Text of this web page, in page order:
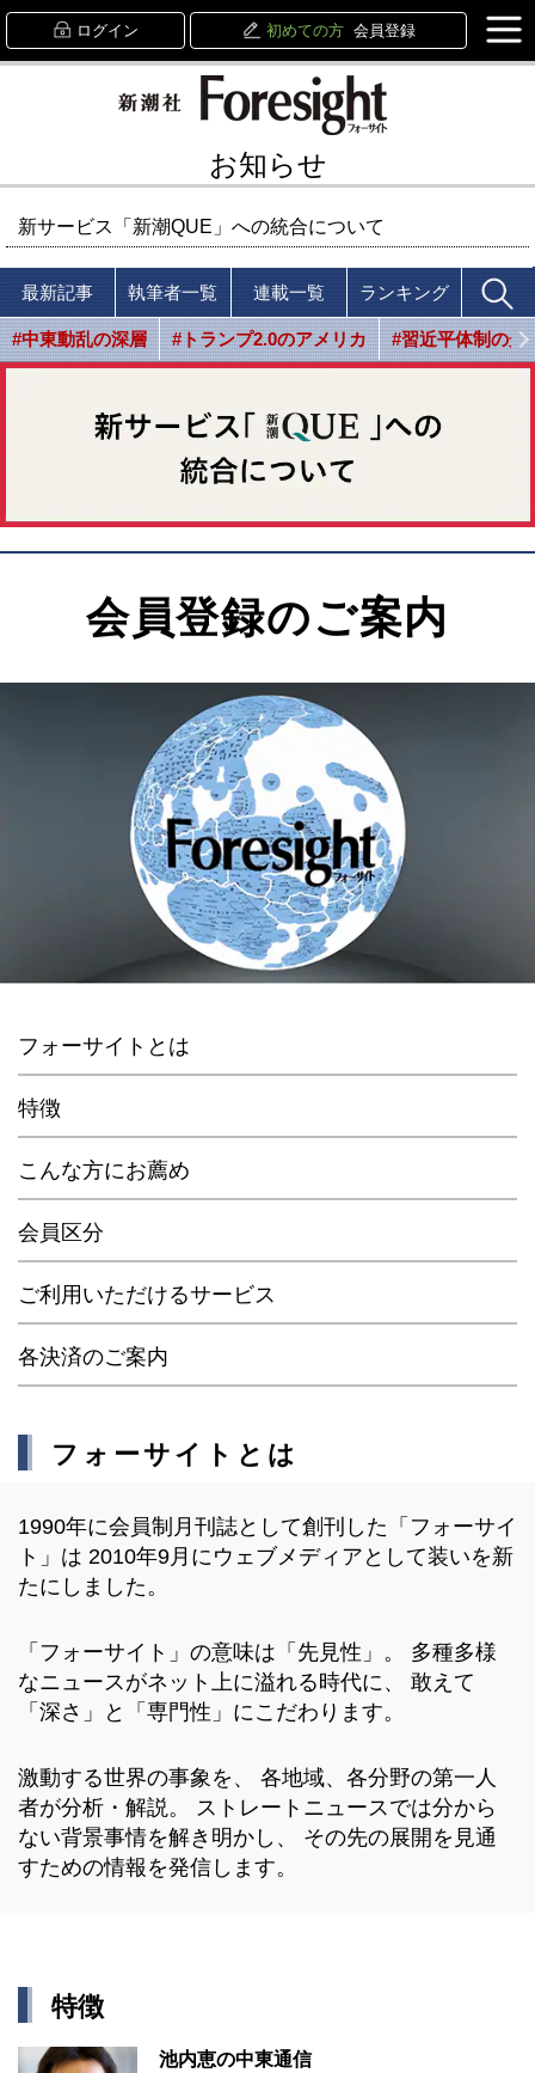
ログイン 初めての方 会員登録
お知らせ
新サービス「新潮QUE」への統合について
最新記事 執筆者一覧 連載一覧 ランキング
#中東動乱の深層 #トランプ2.0のアメリカ #習近平体制の光
会員登録のご案内
フォーサイトとは
特徴
こんな方にお薦め
会員区分
ご利用いただけるサービス
各決済のご案内
フォーサイトとは
1990年に会員制月刊誌として創刊した「フォーサイ
ト」は 2010年9月にウェブメディアとして装いを新
たにしました。
「フォーサイト」の意味は「先見性」。 多種多様
なニュースがネット上に溢れる時代に、 敢えて
「深さ」と「専門性」にこだわります。
激動する世界の事象を、 各地域、各分野の第一人
者が分析・解説。 ストレートニュースでは分から
ない背景事情を解き明かし、 その先の展開を見通
すための情報を発信します。
特徴
池内恵の中東通信